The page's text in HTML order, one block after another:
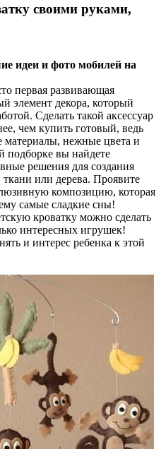
своими руками,
идеи и фото мобилей на
первая развивающая
элемент декора, который
Сделать такой аксессуар
чем купить готовый, ведь
материалы, нежные цвета и
вы найдете
решения для создания
или дерева. Проявите
композицию, которая
самые сладкие сны!
кроватку можно сделать
интересных игрушек!
и интерес ребенка к этой